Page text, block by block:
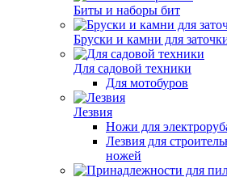
Биты и наборы бит
Бруски и камни для
Для садовой техники
Для мотобуров
Лезвия
Ножи для
Лезвия для
ножей